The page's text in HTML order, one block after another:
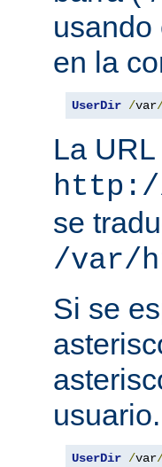
usando
en la
UserDir /var
La URL
http://
se
/var/
Si se
UserDir /var